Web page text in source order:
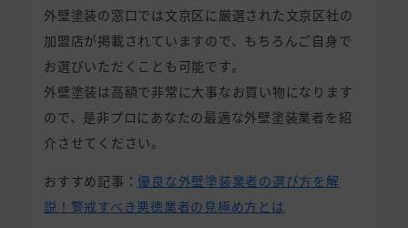
外壁塗装の窓口では文京区に厳選された文京区社の
加盟店が掲載されていますので、もちろんご自身で
お選びいただくことも可能です。
外壁塗装は高額で非常に大事なお買い物になります
ので、是非プロにあなたの最適な外壁塗装業者を紹
介させてください。
おすすめ記事：優良な外壁塗装業者の選び方を解
説！警戒すべき悪徳業者の見極め方とは